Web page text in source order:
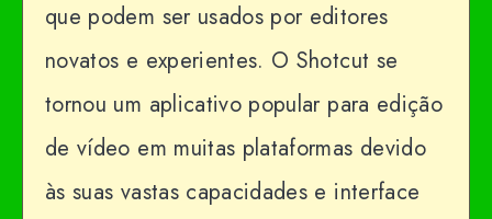
que podem ser usados ​​por editores
novatos e experientes. O Shotcut se
tornou um aplicativo popular para edição
de vídeo em muitas plataformas devido
às suas vastas capacidades e interface